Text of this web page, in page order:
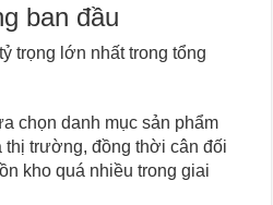
ban đầu
trọng lớn nhất trong tổng
chọn danh mục sản phẩm
trường, đồng thời cân đối
kho quá nhiều trong giai